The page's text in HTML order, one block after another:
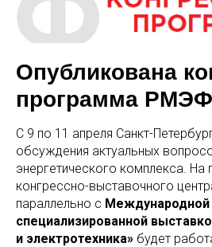
Опубликована
программа
С 9 по 11 апреля Санкт-
обсуждения актуальных
энергетического комплекса. На
конгрессно-выставочного
параллельно с Международной
специализированной
и электротехника» будет